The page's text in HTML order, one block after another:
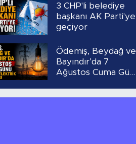
3 CHP'li belediye
başkanı AK Parti'ye
geçiyor
Ödemiş, Beydağ ve
Bayındır’da 7
Ağustos Cuma Günü